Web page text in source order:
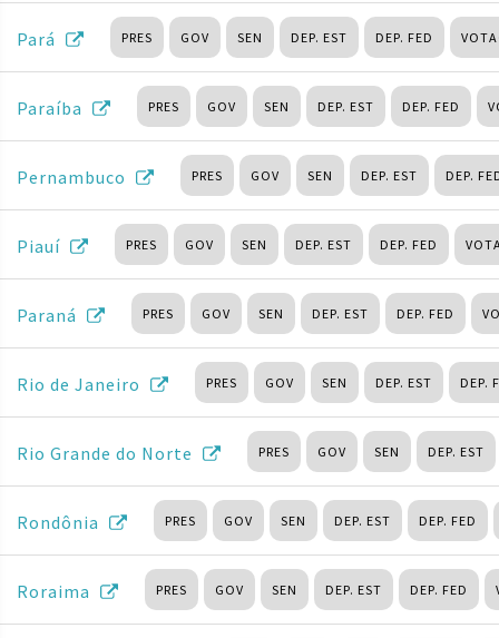
Pará PRES GOV SEN DEP. EST DEP. FED
Paraíba PRES GOV SEN DEP. EST DEP. FED
Pernambuco PRES GOV SEN DEP. EST DEP.
Piauí PRES GOV SEN DEP. EST DEP. FED
Paraná PRES GOV SEN DEP. EST DEP. FED
Rio de Janeiro PRES GOV SEN DEP. EST DEP.
Rio Grande do Norte PRES GOV SEN DEP. EST
Rondônia PRES GOV SEN DEP. EST DEP. FED
Roraima PRES GOV SEN DEP. EST DEP. FED